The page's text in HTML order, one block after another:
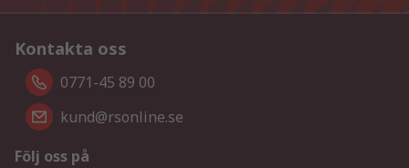
Kontakta oss
0771-45 89 00
kund@rsonline.se
Följ oss på